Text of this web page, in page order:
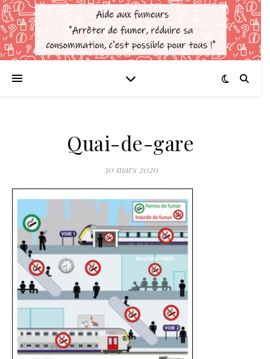
Quai-de-gare
30 mars 2020